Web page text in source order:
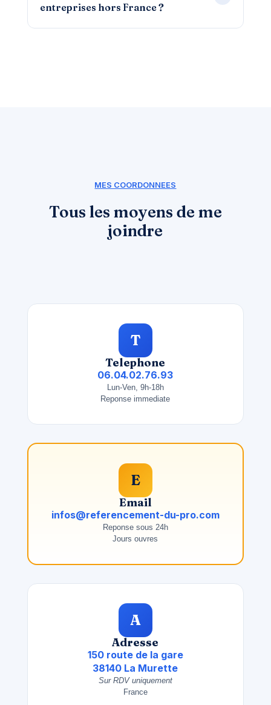
entreprises hors France ?
MES COORDONNEES
Tous les moyens de me
joindre
T
Telephone
06.04.02.76.93
Lun-Ven, 9h-18h
Reponse immediate
E
Email
infos@referencement-du-pro.com
Reponse sous 24h
Jours ouvres
A
Adresse
150 route de la gare
38140 La Murette
Sur RDV uniquement
France